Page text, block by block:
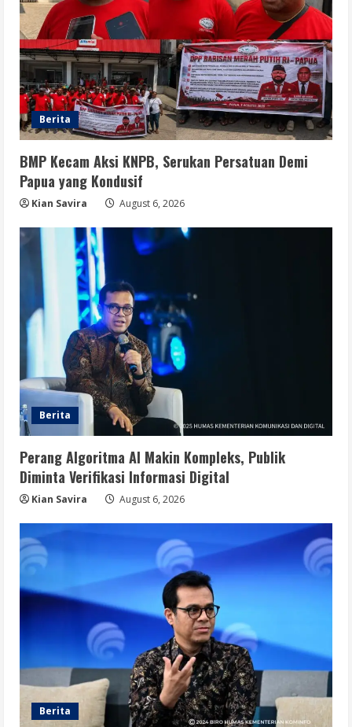
Berita
BMP Kecam Aksi KNPB, Serukan Persatuan Demi
Papua yang Kondusif
Kian Savira August 6, 2026
Berita
Perang Algoritma AI Makin Kompleks, Publik
Diminta Verifikasi Informasi Digital
Kian Savira August 6, 2026
Berita